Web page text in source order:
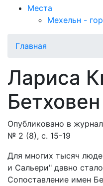
Места
Мехельн -
Главная
Лариса
Опубликовано в
№ 2 (8), с. 15-19
Для многих тысяч
и Сальери" давно
Сопоставление имен